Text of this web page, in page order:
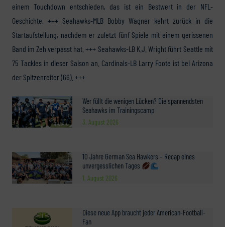
Wer füllt die wenigen Lücken? Die spannendsten
Seahawks im Trainingscamp
3. August 2026
10 Jahre German Sea Hawkers – Recap eines
unvergesslichen Tages
1. August 2026
Diese neue App braucht jeder American-Football-
Fan
einem Touchdown entschieden, das ist ein Bestwert in der NFL-
Geschichte. +++ Seahawks-MLB Bobby Wagner kehrt zurück in die
Startaufstellung, nachdem er zuletzt fünf Spiele mit einem gerissenen
Band im Zeh verpasst hat. +++ Seahawks-LB K.J. Wright führt Seattle mit
75 Tackles in dieser Saison an. Cardinals-LB Larry Foote ist bei Arizona
der Spitzenreiter (66). +++